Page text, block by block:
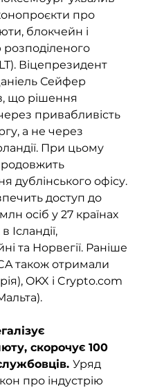
про
блокчейн і
розподіленого
Віцепрезидент
Сейфер
що рішення
привабливість
а не через
При цьому
дублінського офісу.
доступ до
осіб у 27 країнах
Ісландії,
та Норвегії. Раніше
також отримали
OKX і Crypto.com
скорочує 100
Уряд
про індустрію